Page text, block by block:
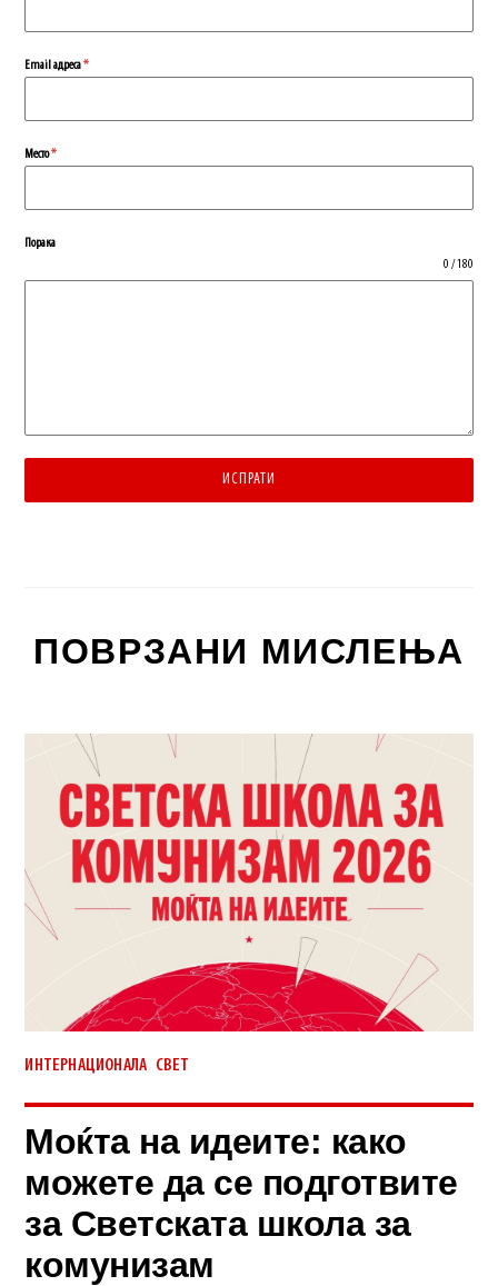
Еmail адреса*
Место*
Порака
0 / 180
ИСПРАТИ
ПОВРЗАНИ МИСЛЕЊА
ИНТЕРНАЦИОНАЛА СВЕТ
Моќта на идеите: како
можете да се подготвите
за Светската школа за
комунизам